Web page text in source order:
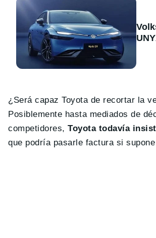
¿Será capaz Toyota de recortar la
Posiblemente hasta mediados de
competidores,Toyota todavía
que podría pasarle factura si